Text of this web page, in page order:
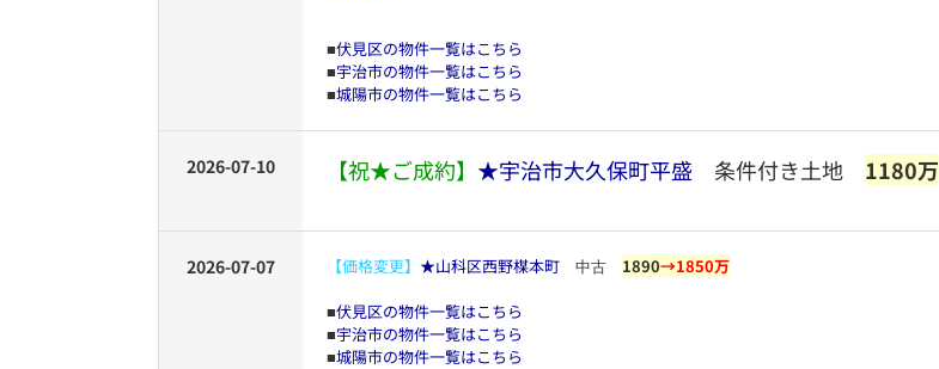
■伏見区の物件一覧はこちら
■宇治市の物件一覧はこちら
■城陽市の物件一覧はこちら
2026-07-10 【祝★ご成約】 ★宇治市大久保町平盛 条件付き土地 1180万
2026-07-07 【価格変更】 ★山科区西野楳本町 中古 1890→1850万
■伏見区の物件一覧はこちら
■宇治市の物件一覧はこちら
■城陽市の物件一覧はこちら